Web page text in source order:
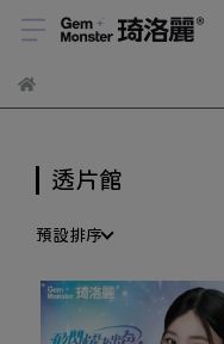
透片館
預設排序